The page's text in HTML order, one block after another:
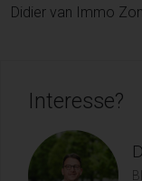
Didier van Immo
Interesse?